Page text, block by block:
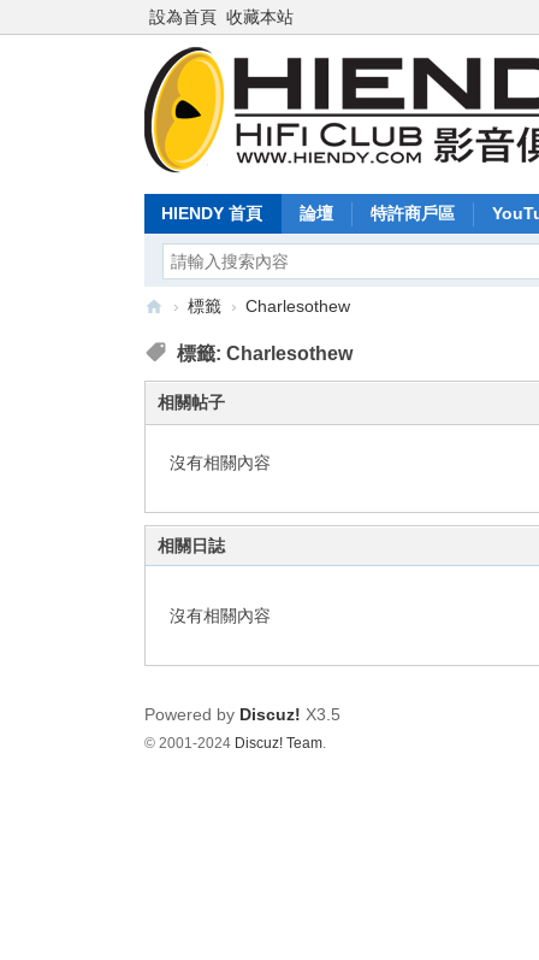
設為首頁 收藏本站
HIENDY 首頁 論壇 特許商戶區
Hi
dy
m
影
› 標籤 › Charlesothew
標籤: Charlesothew
相關帖子
沒有相關內容
相關日誌
沒有相關內容
Powered by Discuz! X3.5
© 2001-2024 Discuz! Team.